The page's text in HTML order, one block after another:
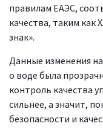
правилам ЕАЭС,
качества, таким как
знак».
Данные изменения
о воде была
контроль качества
сильнее, а значит,
безопасности и